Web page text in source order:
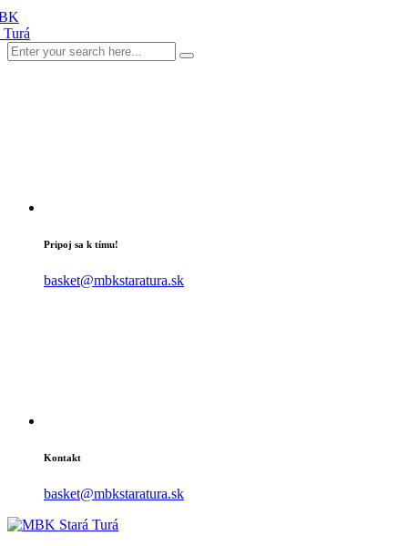
Pripoj sa k tímu!
basket@mbkstaratura.sk
Kontakt
basket@mbkstaratura.sk